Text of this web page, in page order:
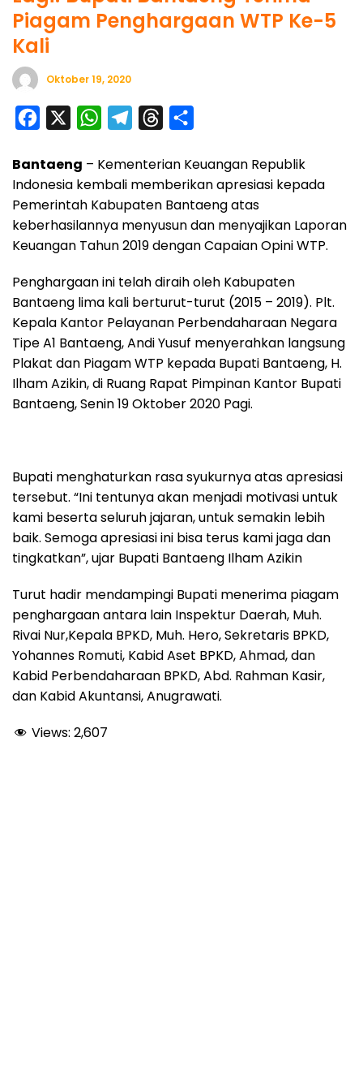
Piagam Penghargaan WTP Ke-5
Kali
Oktober 19, 2020
c
e
b
o
k
W
a
t
s
A
p
l
e
g
r
m
r
e
a
d
a
r
e
Bantaeng – Kementerian Keuangan Republik
Indonesia kembali memberikan apresiasi kepada
Pemerintah Kabupaten Bantaeng atas
keberhasilannya menyusun dan menyajikan Laporan
Keuangan Tahun 2019 dengan Capaian Opini WTP.
Penghargaan ini telah diraih oleh Kabupaten
Bantaeng lima kali berturut-turut (2015 – 2019). Plt.
Kepala Kantor Pelayanan Perbendaharaan Negara
Tipe A1 Bantaeng, Andi Yusuf menyerahkan langsung
Plakat dan Piagam WTP kepada Bupati Bantaeng, H.
Ilham Azikin, di Ruang Rapat Pimpinan Kantor Bupati
Bantaeng, Senin 19 Oktober 2020 Pagi.
Bupati menghaturkan rasa syukurnya atas apresiasi
tersebut. “Ini tentunya akan menjadi motivasi untuk
kami beserta seluruh jajaran, untuk semakin lebih
baik. Semoga apresiasi ini bisa terus kami jaga dan
tingkatkan”, ujar Bupati Bantaeng Ilham Azikin
Turut hadir mendampingi Bupati menerima piagam
penghargaan antara lain Inspektur Daerah, Muh.
Rivai Nur,Kepala BPKD, Muh. Hero, Sekretaris BPKD,
Yohannes Romuti, Kabid Aset BPKD, Ahmad, dan
Kabid Perbendaharaan BPKD, Abd. Rahman Kasir,
dan Kabid Akuntansi, Anugrawati.
Views: 2,607